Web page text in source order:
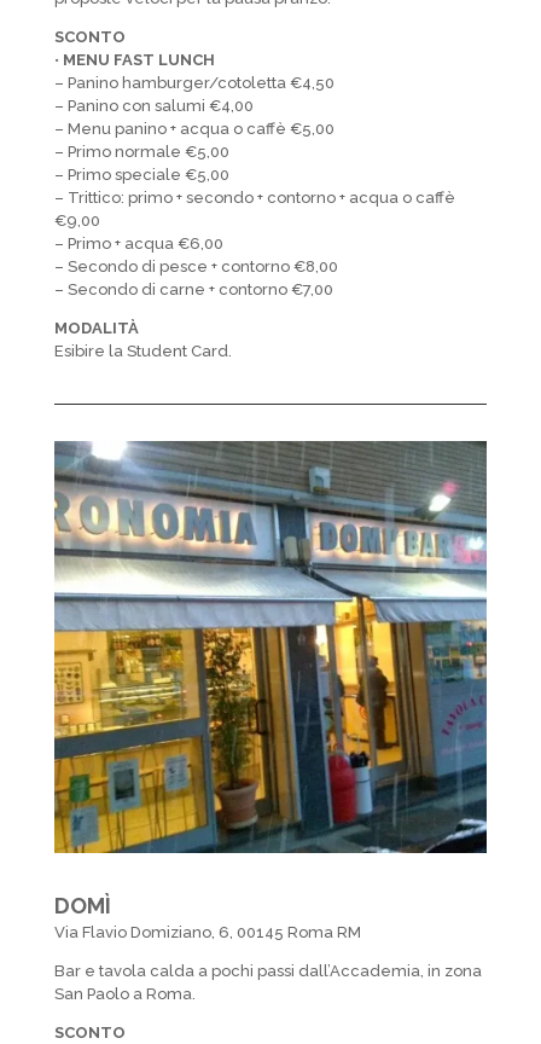
SCONTO
• MENU FAST LUNCH
– Panino hamburger/cotoletta €4,50
– Panino con salumi €4,00
– Menu panino + acqua o caffè €5,00
– Primo normale €5,00
– Primo speciale €5,00
– Trittico: primo + secondo + contorno + acqua o caffè
€9,00
– Primo + acqua €6,00
– Secondo di pesce + contorno €8,00
– Secondo di carne + contorno €7,00
MODALITÀ
Esibire la Student Card.
DOMÌ
Via Flavio Domiziano, 6, 00145 Roma RM
Bar e tavola calda a pochi passi dall’Accademia, in zona
San Paolo a Roma.
SCONTO